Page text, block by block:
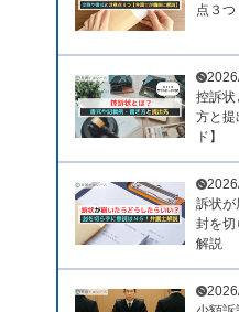
点３つ
控訴状
方と提
ド】
訴状が
封を切
解説